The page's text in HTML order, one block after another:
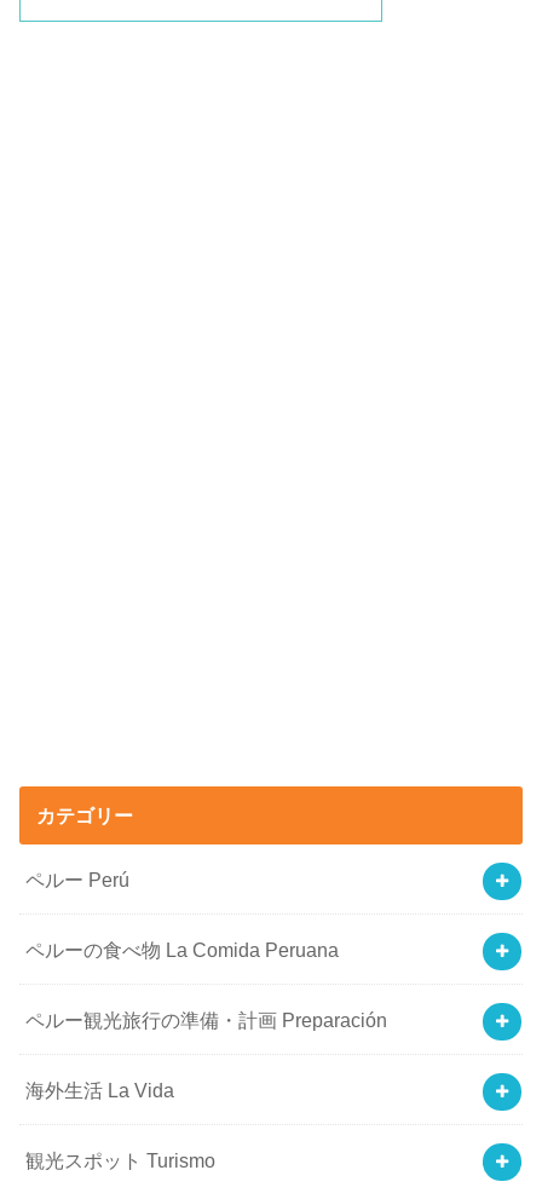
カテゴリー
ペルー Perú
ペルーの食べ物 La Comida Peruana
ペルー観光旅行の準備・計画 Preparación
海外生活 La Vida
観光スポット Turismo